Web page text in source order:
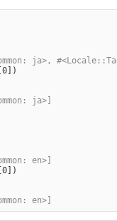
ja>,
)
ja>]
en>]
)
en>]